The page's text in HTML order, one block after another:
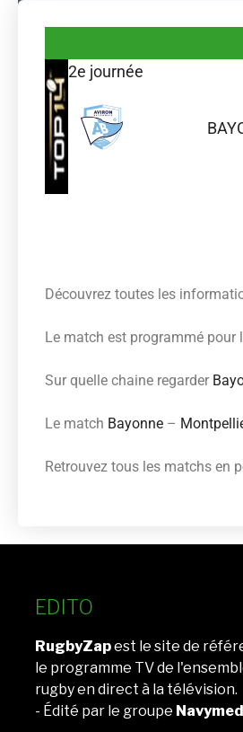
2e journée
Découvrez toutes les
Le match est programmé pour
Sur quelle chaine regarder
Le match Bayonne –
Retrouvez tous les matchs en
EDITO
RugbyZapest le site de
le programme TV de
rugby en direct à la télévision.
- Édité par le groupe